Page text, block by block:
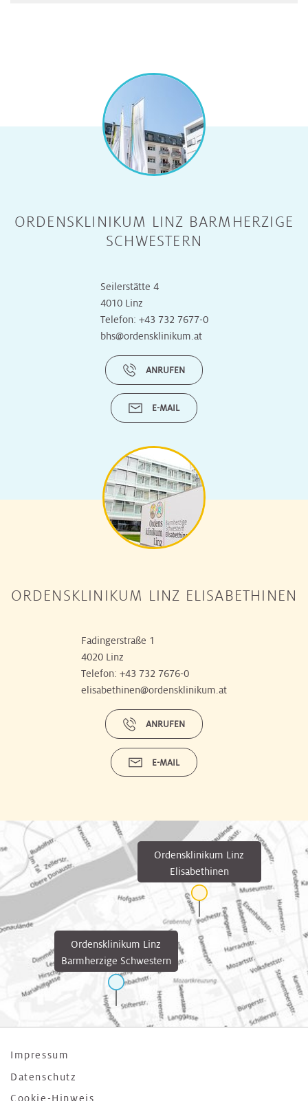
ORDENSKLINIKUM LINZ BARMHERZIGE
SCHWESTERN
Seilerstätte 4
4010 Linz
Telefon: +43 732 7677-0
bhs@ordensklinikum.at
ANRUFEN
E-MAIL
ORDENSKLINIKUM LINZ ELISABETHINEN
Fadingerstraße 1
4020 Linz
Telefon: +43 732 7676-0
elisabethinen@ordensklinikum.at
ANRUFEN
E-MAIL
Ordensklinikum Linz
Barmherzige Schwestern
Ordensklinikum Linz
Elisabethinen
Impressum
Datenschutz